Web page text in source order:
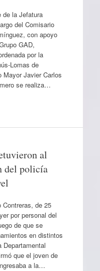
de la Jefatura
del Comisario
con apoyo
GAD,
por la
Lomas de
Mayor Javier Carlos
se realiza…
al
del policía
Contreras, de 25
por personal del
de que se
en distintos
que el joven de
a la…